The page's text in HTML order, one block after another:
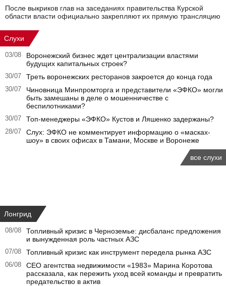
После выкриков глав на заседаниях правительства Курской
области власти официально закрепляют их прямую трансляцию
Слухи
03/08
Воронежский бизнес ждет централизации властями
будущих капитальных строек?
30/07 Треть воронежских ресторанов закроется до конца года
30/07
Чиновница Минпромторга и представители «ЭФКО» могли
быть замешаны в деле о мошенничестве с
беспилотниками?
30/07 Топ-менеджеры «ЭФКО» Кустов и Ляшенко задержаны?
28/07
Слух: ЭФКО не комментирует информацию о «масках-
шоу» в своих офисах в Тамани, Москве и Воронеже
все слухи
Лонгрид
08/08
Топливный кризис в Черноземье: дисбаланс предложения
и вынужденная роль частных АЗС
07/08 Топливный кризис как инструмент передела рынка АЗС
06/08
CEO агентства недвижимости «1983» Марина Коротова
рассказала, как пережить уход всей команды и превратить
предательство в актив